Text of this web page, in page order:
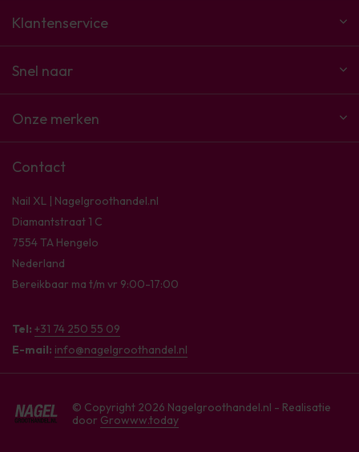
Klantenservice
Snel naar
Onze merken
Contact
Nail XL | Nagelgroothandel.nl
Diamantstraat 1 C
7554 TA Hengelo
Nederland
Bereikbaar ma t/m vr 9:00-17:00
Tel: +31 74 250 55 09
E-mail: info@nagelgroothandel.nl
© Copyright 2026 Nagelgroothandel.nl - Realisatie
door Growww.today